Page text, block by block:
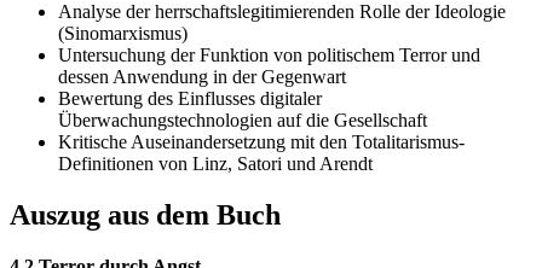
Analyse der herrschaftslegitimierenden Rolle der Ideologie
(Sinomarxismus)
Untersuchung der Funktion von politischem Terror und
dessen Anwendung in der Gegenwart
Bewertung des Einflusses digitaler
Überwachungstechnologien auf die Gesellschaft
Kritische Auseinandersetzung mit den Totalitarismus-
Definitionen von Linz, Satori und Arendt
Auszug aus dem Buch